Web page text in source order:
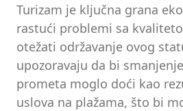
Turizam je ključna grana
rastući problemi sa
otežati održavanje ovog
upozoravaju da bi
prometa moglo doći kao
uslova na plažama, što bi